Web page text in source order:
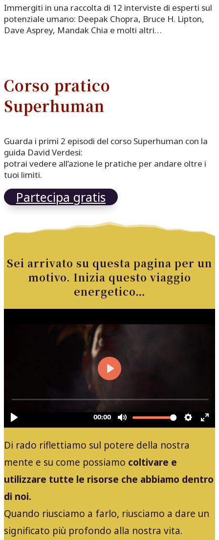
Immergiti in una raccolta di 12 interviste di esperti sul
potenziale umano: Deepak Chopra, Bruce H. Lipton,
Dave Asprey, Mandak Chia e molti altri…
Corso pratico
Superhuman
Guarda i primi 2 episodi del corso Superhuman con la
guida David Verdesi:
potrai vedere all’azione le pratiche per andare oltre i
tuoi limiti.
Partecipa gratis
Sei arrivato su questa pagina per un
motivo. Inizia questo viaggio
energetico…
Di rado riflettiamo sul potere della nostra
mente e su come possiamo coltivare e
utilizzare tutte le risorse che abbiamo dentro
di noi.
Quando riusciamo a farlo, riusciamo a dare un
significato più profondo alla nostra vita.